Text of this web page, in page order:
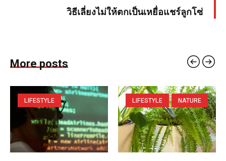
วิธีเลี่ยงไม่ให้ตกเป็นเหยื่อแชร์ลูกโซ่
More posts
LIFESTYLE LIFESTYLE NATURE